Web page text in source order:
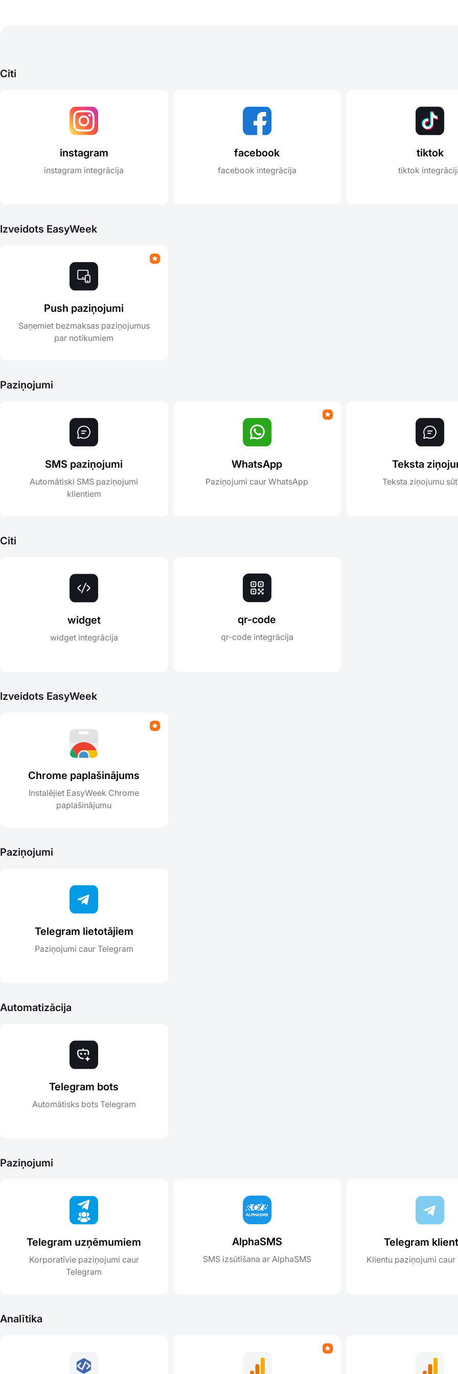
Citi
instagram
instagram integrācija
facebook
facebook integrācija
tiktok
tiktok
Izveidots EasyWeek
Push paziņojumi
Saņemiet bezmaksas paziņojumus
par notikumiem
Paziņojumi
SMS paziņojumi
Automātiski SMS paziņojumi
klientiem
WhatsApp
Paziņojumi caur WhatsApp
Teksta
Teksta ziņojumu
Citi
widget
widget integrācija
qr-code
qr-code integrācija
Izveidots EasyWeek
Chrome paplašinājums
Instalējiet EasyWeek Chrome
paplašinājumu
Paziņojumi
Telegram lietotājiem
Paziņojumi caur Telegram
Automatizācija
Telegram bots
Automātisks bots Telegram
Paziņojumi
Telegram uzņēmumiem
Korporatīvie paziņojumi caur
Telegram
AlphaSMS
SMS izsūtīšana ar AlphaSMS
Telegram
Klientu paziņojumi caur
Analītika